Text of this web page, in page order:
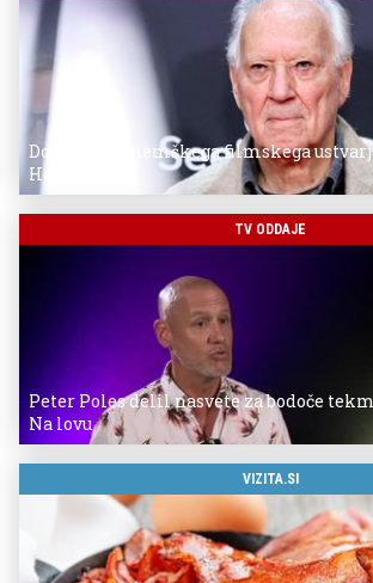
Donostia za nemškega filmskega
Herzoga
TV ODDAJE
Peter Poles delil nasvete za bodoče
Na lovu
VIZITA.SI